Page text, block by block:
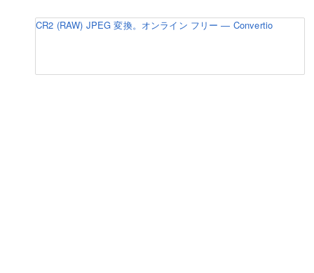
CR2 (RAW) JPEG 変換。オンライン フリー — Convertio